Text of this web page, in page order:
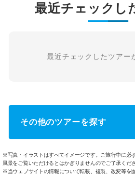
最近チェックし
最近チェックしたツアー
その他のツアーを探す
※写真・イラストはすべてイメージです。ご旅行中に必
風景をご覧いただけるとはかぎりませんのでご了承くださ
※当ウェブサイトの情報について転載、複製、改変等を